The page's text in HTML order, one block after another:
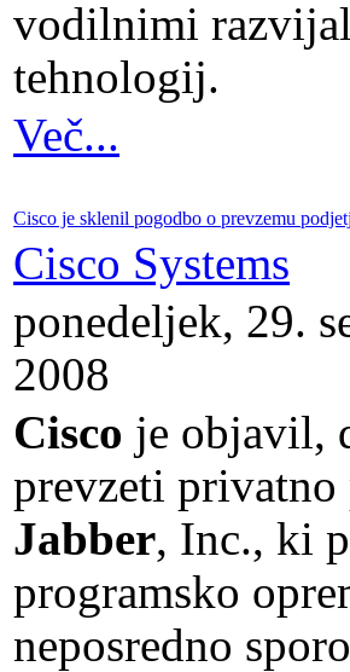
vodilnimi
tehnologij.
Več...
Cisco je sklenil pogodbo o prevzemu
Cisco Systems
ponedeljek, 29.
2008
Cisco je objavil,
prevzeti privatno
Jabber, Inc., ki
programsko
neposredno